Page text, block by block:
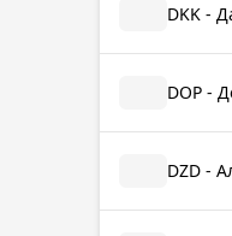
DKK -
DOP -
DZD -